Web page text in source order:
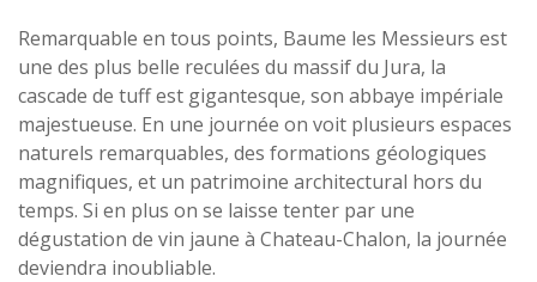
Remarquable en tous points, Baume les Messieurs est
une des plus belle reculées du massif du Jura, la
cascade de tuff est gigantesque, son abbaye impériale
majestueuse. En une journée on voit plusieurs espaces
naturels remarquables, des formations géologiques
magnifiques, et un patrimoine architectural hors du
temps. Si en plus on se laisse tenter par une
dégustation de vin jaune à Chateau-Chalon, la journée
deviendra inoubliable.